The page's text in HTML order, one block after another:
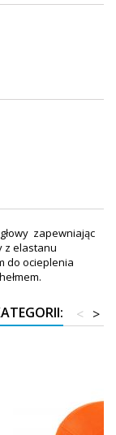
zapewniając
z elastanu
do ocieplenia
>
<